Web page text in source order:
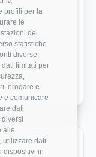
profili per la
le
dei
statistiche
diverse,
limitati per
erogare e
e comunicare
dati
diversi
alle
utilizzare dati
dispositivi in
4.7/5
2.3/5